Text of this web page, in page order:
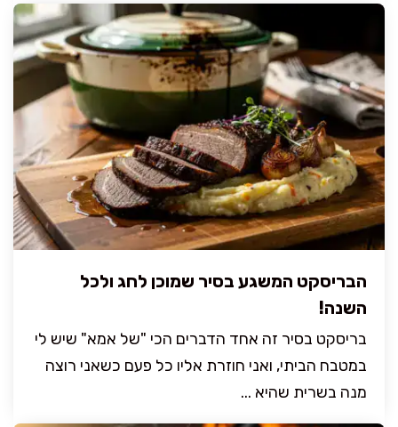
הבריסקט המשגע בסיר שמוכן לחג ולכל
השנה!
בריסקט בסיר זה אחד הדברים הכי "של אמא" שיש לי
במטבח הביתי, ואני חוזרת אליו כל פעם כשאני רוצה
מנה בשרית שהיא ...